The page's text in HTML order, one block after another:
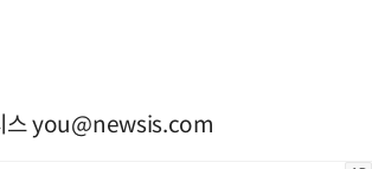
스you@newsis.com